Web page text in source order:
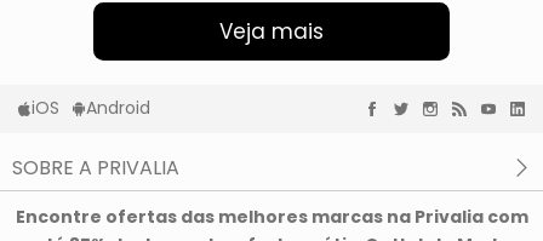
Veja mais
iOS Android
SOBRE A PRIVALIA
Privacidade e Cookies
Encontre ofertas das melhores marcas na Privalia com